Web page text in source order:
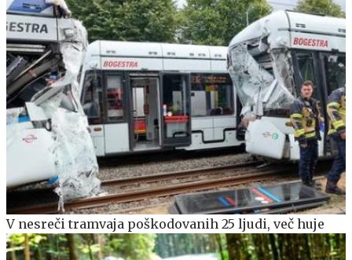
V nesreči tramvaja poškodovanih 25 ljudi, več huje